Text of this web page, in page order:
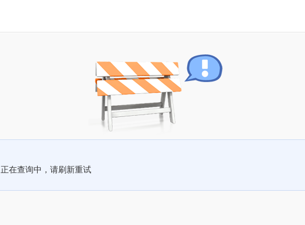
正在查询中，请刷新重试